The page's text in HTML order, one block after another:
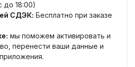
до 18:00)
СДЭК: Бесплатно при заказе
мы поможем активировать и
перенести ваши данные и